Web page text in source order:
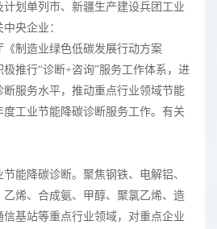
划单列市、新疆生产建设兵团工业
央企业：
制造业绿色低碳发展行动方案
极推行“诊断+咨询”服务工作体系，进
服务水平，推动重点行业领域节能
度工业节能降碳诊断服务工作。有关
节能降碳诊断。聚焦钢铁、电解铝、
烯、合成氨、甲醇、聚氯乙烯、造
基站等重点行业领域，对重点企业